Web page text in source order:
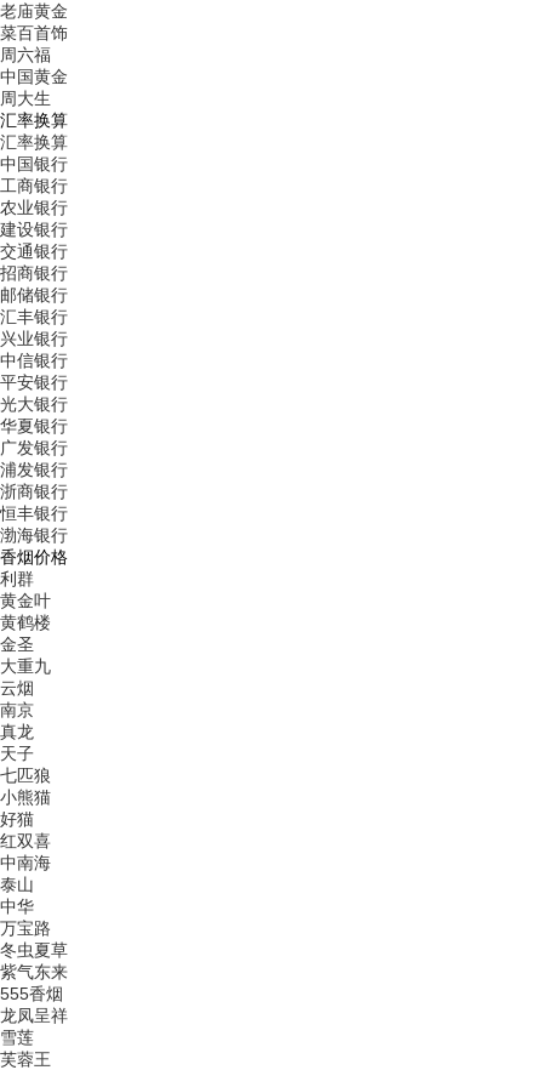
老庙黄金
菜百首饰
周六福
中国黄金
周大生
汇率换算
汇率换算
中国银行
工商银行
农业银行
建设银行
交通银行
招商银行
邮储银行
汇丰银行
兴业银行
中信银行
平安银行
光大银行
华夏银行
广发银行
浦发银行
浙商银行
恒丰银行
渤海银行
香烟价格
利群
黄金叶
黄鹤楼
金圣
大重九
云烟
南京
真龙
天子
七匹狼
小熊猫
好猫
红双喜
中南海
泰山
中华
万宝路
冬虫夏草
紫气东来
555香烟
龙凤呈祥
雪莲
芙蓉王